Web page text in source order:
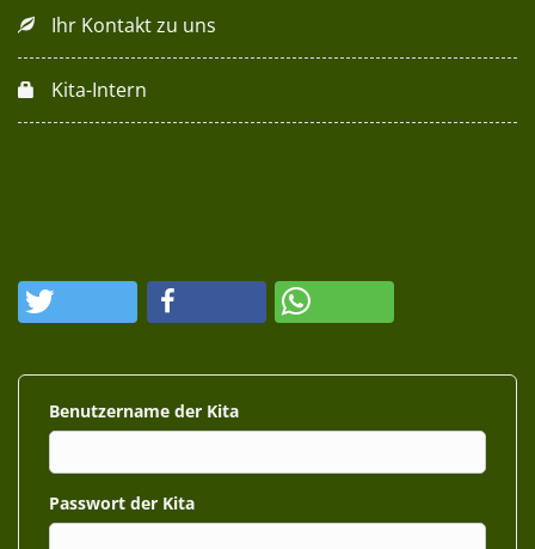
Ihr Kontakt zu uns
Kita-Intern
Benutzername
Passwort